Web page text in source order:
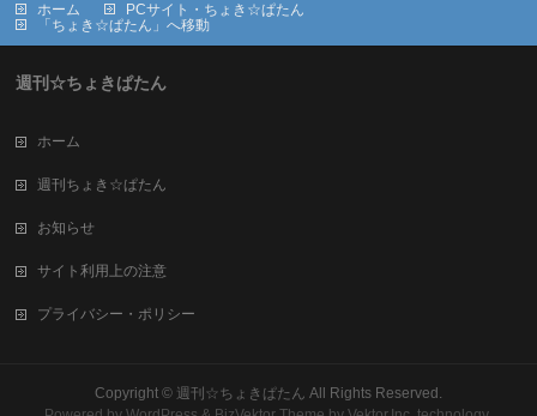
ホーム
PCサイト・ちょき☆ぱたん
「ちょき☆ぱたん」へ移動
週刊☆ちょきぱたん
ホーム
週刊ちょき☆ぱたん
お知らせ
サイト利用上の注意
プライバシー・ポリシー
Copyright © 週刊☆ちょきぱたん All Rights Reserved.